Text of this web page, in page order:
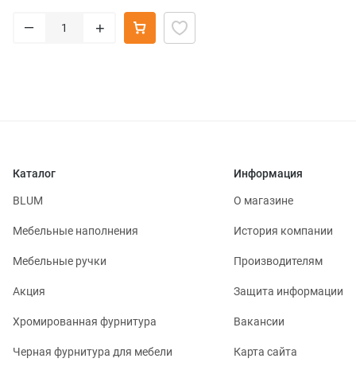
– +
Каталог
BLUM
Мебельные наполнения
Мебельные ручки
Акция
Хромированная фурнитура
Черная фурнитура для мебели
Информация
О магазине
История компании
Производителям
Защита информации
Вакансии
Карта сайта